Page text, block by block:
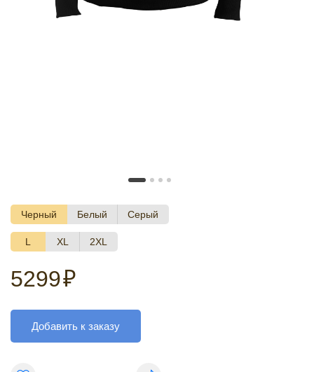
Черный Белый Серый
L XL 2XL
5299₽
Добавить к заказу